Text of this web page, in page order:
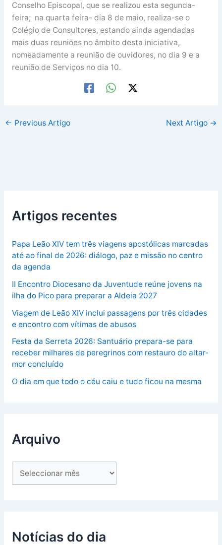
Conselho Episcopal, que se realizou esta segunda-
feira; na quarta feira- dia 8 de maio, realiza-se o
Colégio de Consultores, estando ainda agendadas
mais duas reuniões no âmbito desta iniciativa,
nomeadamente a reunião de ouvidores, no dia 9 e a
reunião de Serviços no dia 10.
← Previous Artigo Next Artigo →
Artigos recentes
Papa Leão XIV tem três viagens apostólicas marcadas
até ao final de 2026: diálogo, paz e missão no centro
da agenda
II Encontro Diocesano da Juventude reúne jovens na
ilha do Pico para preparar a Aldeia 2027
Viagem de Leão XIV inclui passagens por três cidades
e encontro com vítimas de abusos
Festa da Serreta 2026: Santuário prepara-se para
receber milhares de peregrinos com restauro do altar-
mor concluído
O dia em que todo o céu caiu e tudo ficou na mesma
Arquivo
Notícias do dia